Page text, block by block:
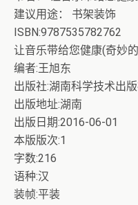
建议用途： 书架装饰
ISBN:9787535782762
让音乐带给您健康(奇妙
编者:王旭东
出版社:湖南科学技术出
出版地址:湖南
出版日期:2016-06-01
本版版次:1
字数:216
语种:汉
装帧:平装